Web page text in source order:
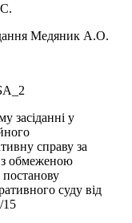
Медяник А.О.
засіданні у
справу за
з обмеженою
постанову
суду від
15